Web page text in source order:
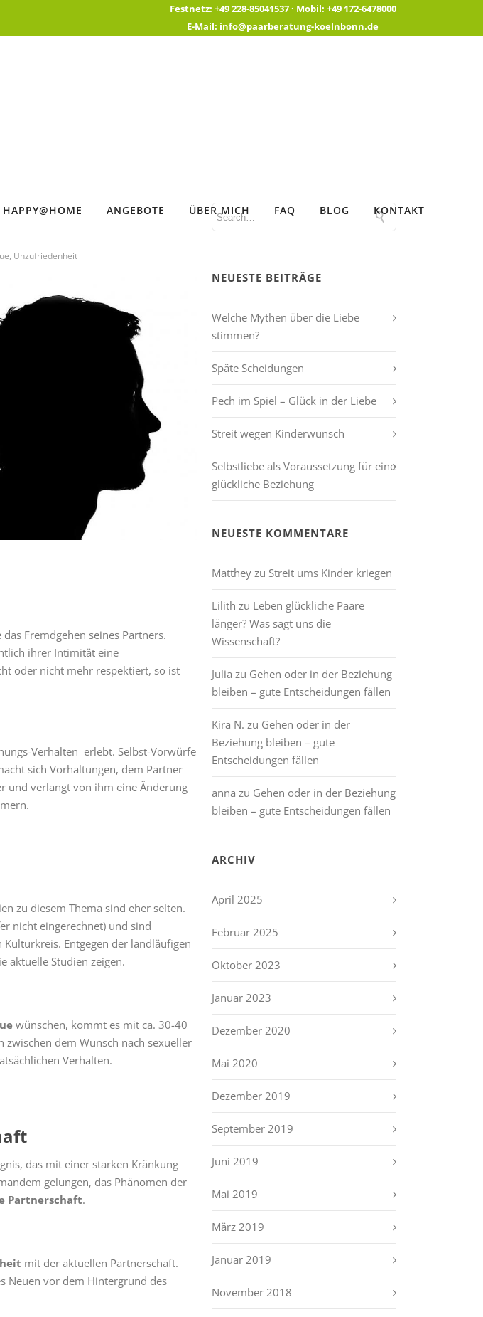
Festnetz: +49 228-85041537 · Mobil: +49 172-6478000
E-Mail: info@paarberatung-koelnbonn.de
HAPPY@HOME ANGEBOTE ÜBER MICH FAQ BLOG KONTAKT
Unzufriedenheit
Fremdgehen seines Partners.
ihrer Intimität eine
oder nicht mehr respektiert, so ist
Verhalten erlebt. Selbst-Vorwürfe
sich Vorhaltungen, dem Partner
und verlangt von ihm eine Änderung
zu diesem Thema sind eher selten.
nicht eingerechnet) und sind
Entgegen der landläufigen
aktuelle Studien zeigen.
wünschen, kommt es mit ca. 30-40
dem Wunsch nach sexueller
Verhalten.
das mit einer starken Kränkung
gelungen, das Phänomen der
Partnerschaft.
mit der aktuellen Partnerschaft.
Neuen vor dem Hintergrund des
NEUESTE BEITRÄGE
Welche Mythen über die Liebe
stimmen?
Späte Scheidungen
Pech im Spiel – Glück in der Liebe
Streit wegen Kinderwunsch
Selbstliebe als Voraussetzung für eine
glückliche Beziehung
NEUESTE KOMMENTARE
Matthey zu Streit ums Kinder kriegen
Lilith zu Leben glückliche Paare
länger? Was sagt uns die
Wissenschaft?
Julia zu Gehen oder in der Beziehung
bleiben – gute Entscheidungen fällen
Kira N. zu Gehen oder in der
Beziehung bleiben – gute
Entscheidungen fällen
anna zu Gehen oder in der Beziehung
bleiben – gute Entscheidungen fällen
ARCHIV
April 2025
Februar 2025
Oktober 2023
Januar 2023
Dezember 2020
Mai 2020
Dezember 2019
September 2019
Juni 2019
Mai 2019
März 2019
Januar 2019
November 2018